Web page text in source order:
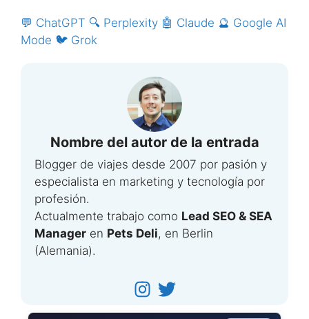
💬 ChatGPT 🔍 Perplexity 🤖 Claude 🔮 Google AI
Mode 🐦 Grok
Nombre del autor de la entrada
Blogger de viajes desde 2007 por pasión y
especialista en marketing y tecnología por
profesión.
Actualmente trabajo como Lead SEO & SEA
Manager en Pets Deli, en Berlin
(Alemania).